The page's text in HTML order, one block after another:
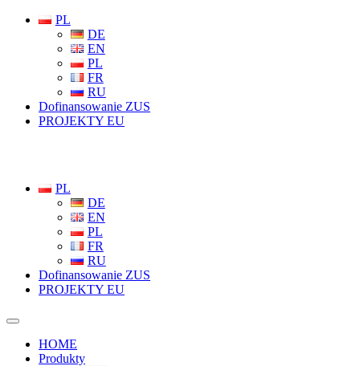
PL
DE
EN
PL
FR
RU
Dofinansowanie ZUS
PROJEKTY EU
PL
DE
EN
PL
FR
RU
Dofinansowanie ZUS
PROJEKTY EU
HOME
Produkty